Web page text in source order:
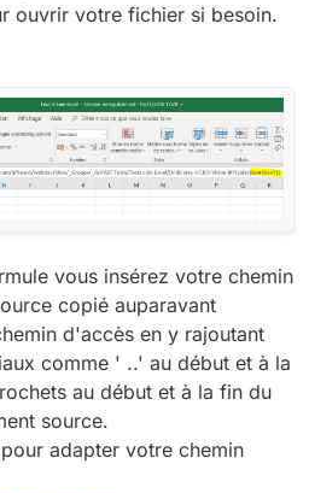
ouvrir votre fichier si besoin.
vous insérez votre chemin
copié auparavant
d'accès en y rajoutant
comme ' ..' au début et à la
au début et à la fin du
source.
adapter votre chemin